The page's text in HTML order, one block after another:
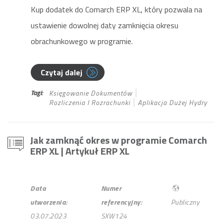
Kup dodatek do Comarch ERP XL, który pozwala na
ustawienie dowolnej daty zamknięcia okresu
obrachunkowego w programie.
Czytaj dalej
Tagi: Księgowanie Dokumentów
Rozliczenia I Rozrachunki
Aplikacja Dużej Hydry
Jak zamknąć okres w programie Comarch
ERP XL| Artykuł ERP XL
Data
utworzenia:
03.07.2023
Numer
referencyjny:
SXW124
Publiczny